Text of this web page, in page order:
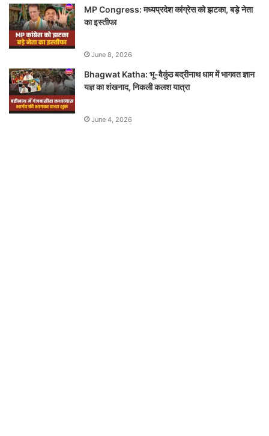
MP Congress: मध्यप्रदेश कांग्रेस को झटका, बड़े नेता
का इस्तीफा
June 8, 2026
Bhagwat Katha: भू-वैकुंठ बद्रीनाथ धाम में भागवत ज्ञान
यज्ञ का शंखनाद, निकली कलश यात्रा
June 4, 2026